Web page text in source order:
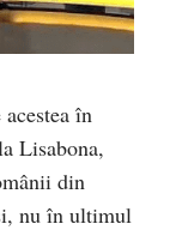
în
Lisabona,
din
nu în ultimul